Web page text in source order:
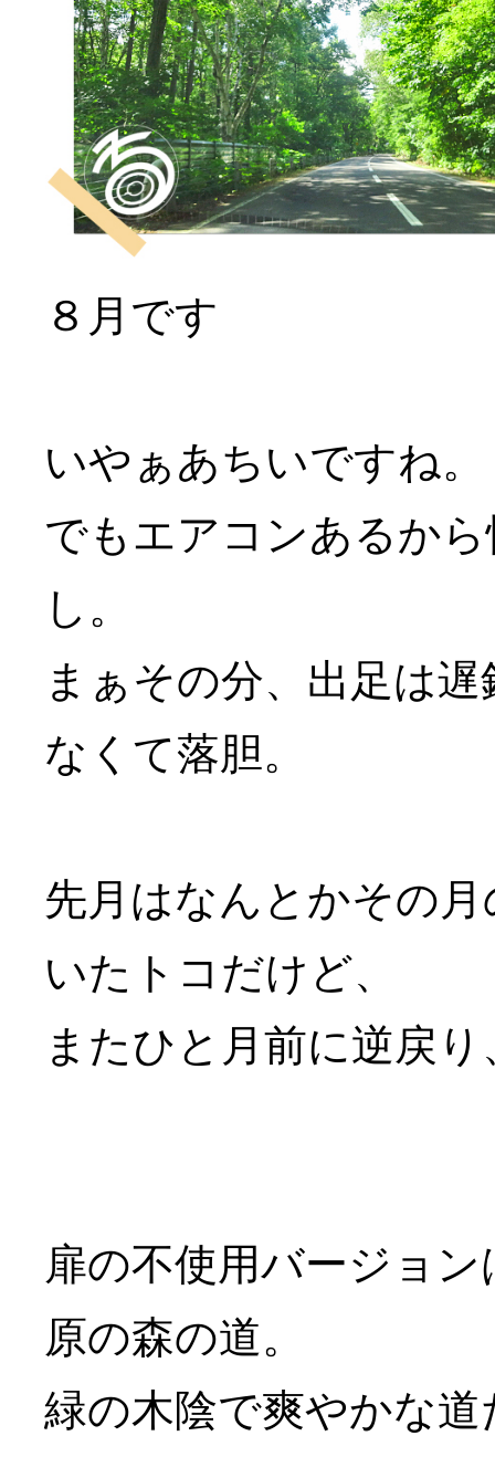
８月です
いやぁあちいですね。
でもエアコンあるか
し。
まぁその分、出足は
なくて落胆。
先月はなんとかその
いたトコだけど、
またひと月前に逆戻
扉の不使用バージョ
原の森の道。
緑の木陰で爽やかな